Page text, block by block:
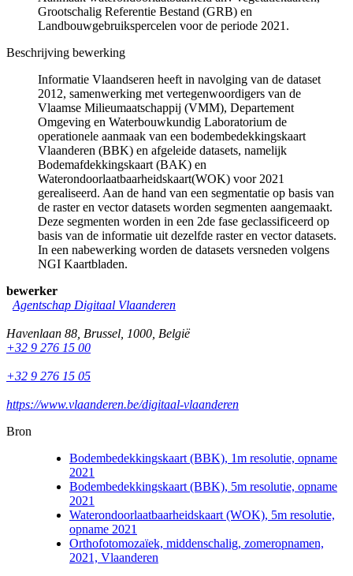
Grootschalig Referentie Bestand (GRB) en
Landbouwgebruikspercelen voor de periode 2021.
Beschrijving bewerking
Informatie Vlaandseren heeft in navolging van de dataset
2012, samenwerking met vertegenwoordigers van de
Vlaamse Milieumaatschappij (VMM), Departement
Omgeving en Waterbouwkundig Laboratorium de
operationele aanmaak van een bodembedekkingskaart
Vlaanderen (BBK) en afgeleide datasets, namelijk
Bodemafdekkingskaart (BAK) en
Waterondoorlaatbaarheidskaart(WOK) voor 2021
gerealiseerd. Aan de hand van een segmentatie op basis van
de raster en vector datasets worden segmenten aangemaakt.
Deze segmenten worden in een 2de fase geclassificeerd op
basis van de informatie uit dezelfde raster en vector datasets.
In een nabewerking worden de datasets versneden volgens
NGI Kaartbladen.
bewerker
Agentschap Digitaal Vlaanderen
Havenlaan 88 Brussel 1000 België
+32 9 276 15 00
+32 9 276 15 05
https://www.vlaanderen.be/digitaal-vlaanderen
Bron
Bodembedekkingskaart (BBK), 1m resolutie, opname
2021
Bodembedekkingskaart (BBK), 5m resolutie, opname
2021
Waterondoorlaatbaarheidskaart (WOK), 5m resolutie,
opname 2021
Orthofotomozaïek, middenschalig, zomeropnamen,
2021, Vlaanderen